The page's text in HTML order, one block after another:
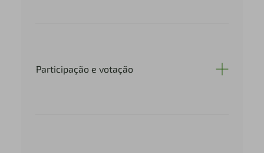
Participação e votação